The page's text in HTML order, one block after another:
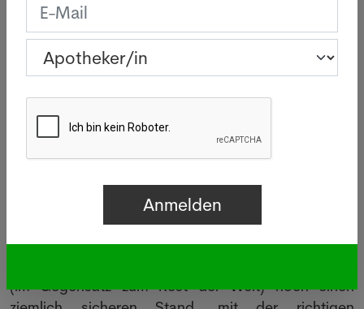
die Entscheidungen gemeinsam trifft und eine klar
kommunizierte Aufgabenteilung hat, kommt im
Team genauso gut an. Wichtig ist, dass die
können.
Ich arbeite selber in einer Topsharing Position
Ursprünglich aus der Not entstanden hat sich das
um die Teilzeitarbeit, sondern es fusionierten eine
Apotheke und eine Drogerie zu einem Geschäft.
Dabei ergänzen sich die beiden Sparten
(im Gegensatz zum Rest der Welt) noch einen